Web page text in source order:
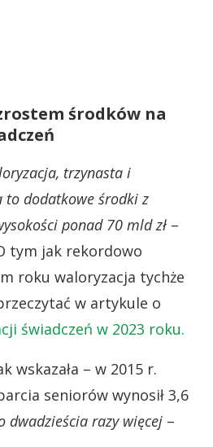
środków na
trzynasta i
to dodatkowe środki z
ponad 70 mld zł –
tym jak rekordowo
roku waloryzacja tychże
w artykule o
świadczeń w 2023 roku.
wskazała – w 2015 r.
seniorów wynosił 3,6
dwadzieścia razy więcej –